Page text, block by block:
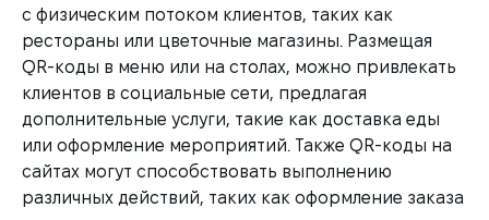
с физическим потоком клиентов, таких как
рестораны или цветочные магазины. Размещая
QR-коды в меню или на столах, можно привлекать
клиентов в социальные сети, предлагая
дополнительные услуги, такие как доставка еды
или оформление мероприятий. Также QR-коды на
сайтах могут способствовать выполнению
различных действий, таких как оформление заказа